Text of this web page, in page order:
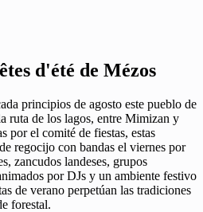
d'été de Mézos
principios de agosto este pueblo de
ruta de los lagos, entre Mimizan y
por el comité de fiestas, estas
regocijo con bandas el viernes por
zancudos landeses, grupos
por DJs y un ambiente festivo
de verano perpetúan las tradiciones
forestal.